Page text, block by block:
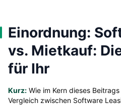
Einordnung:
vs. Mietkauf:
für Ihr
Kurz: Wie im Kern dieses
Vergleich zwischen Software